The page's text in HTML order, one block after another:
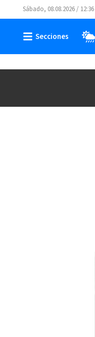
Sábado, 08.08.2026 / 12:36